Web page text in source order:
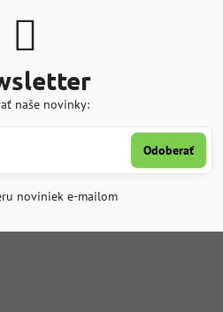
naše novinky:
Odoberať
noviniek e-mailom